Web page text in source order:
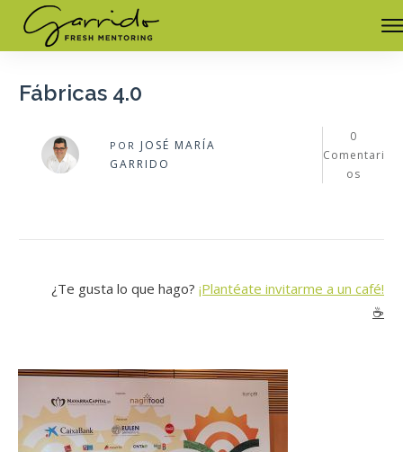
Fábricas 4.0
POR JOSÉ MARÍA
GARRIDO
0
Comentari
os
¿Te gusta lo que hago? ¡Plantéate invitarme a un café!
☕️